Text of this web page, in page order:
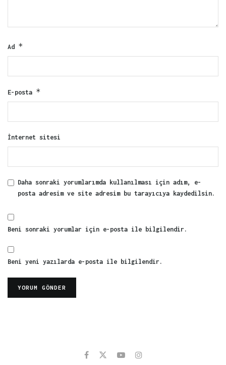
Ad *
E-posta *
İnternet sitesi
Daha sonraki yorumlarımda kullanılması için adım, e-
posta adresim ve site adresim bu tarayıcıya kaydedilsin.
Beni sonraki yorumlar için e-posta ile bilgilendir.
Beni yeni yazılarda e-posta ile bilgilendir.